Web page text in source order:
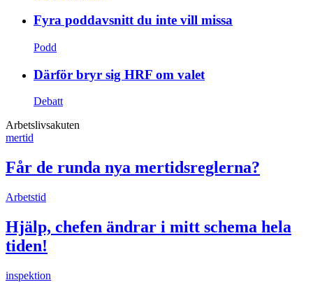
Fyra poddavsnitt du inte vill missa
Podd
Därför bryr sig HRF om valet
Debatt
Arbetslivsakuten
mertid
Får de runda nya mertidsreglerna?
Arbetstid
Hjälp, chefen ändrar i mitt schema hela
tiden!
inspektion